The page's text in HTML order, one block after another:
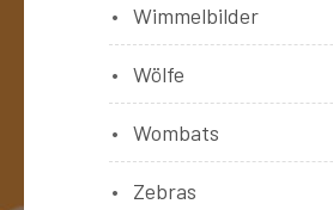
Wimmelbilder
Wölfe
Wombats
Zebras